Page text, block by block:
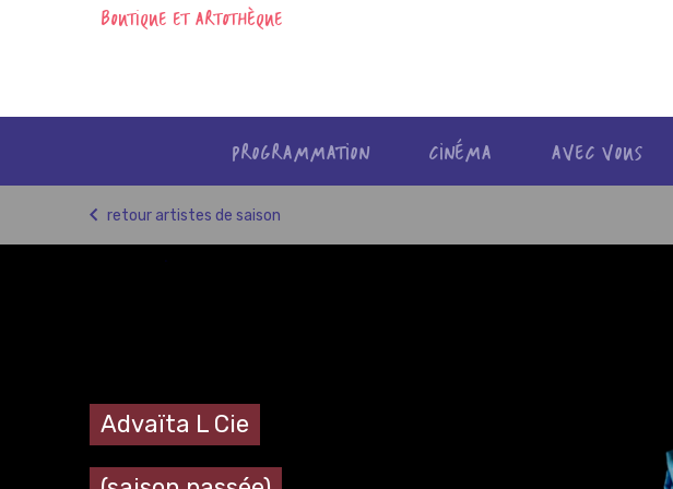
content
BOUTIQUE ET ARTOTHÈQUE
PROGRAMMATION CINÉMA AVEC VOUS
retour artistes de saison
Advaïta L Cie